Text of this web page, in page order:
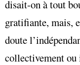
disait-on à tout
gratifiante, mais,
doute
collectivement ou